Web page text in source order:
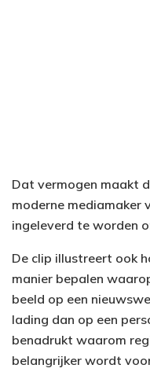
Dat vermogen maakt
moderne mediamaker
ingeleverd te worden
De clip illustreert ook
manier bepalen
beeld op een
lading dan op een
benadrukt waarom
belangrijker wordt